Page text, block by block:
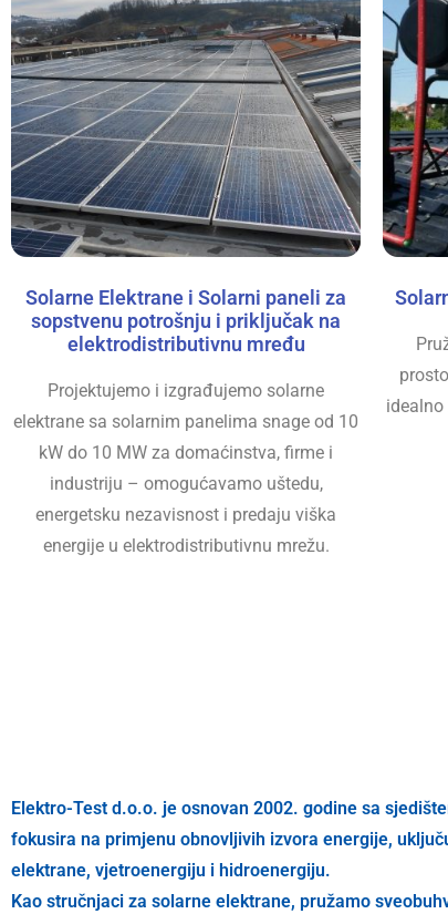
Solarne Elektrane i Solarni paneli za
sopstvenu potrošnju i priključak na
elektrodistributivnu mređu
Projektujemo i izgrađujemo solarne
elektrane sa solarnim panelima snage od 10
kW do 10 MW za domaćinstva, firme i
industriju – omogućavamo uštedu,
energetsku nezavisnost i predaju viška
energije u elektrodistributivnu mrežu.
Elektro-Test d.o.o. je osnovan 2002. godine sa
fokusira na primjenu obnovljivih izvora energije,
elektrane, vjetroenergiju i hidroenergiju.
Kao stručnjaci za solarne elektrane, pružamo